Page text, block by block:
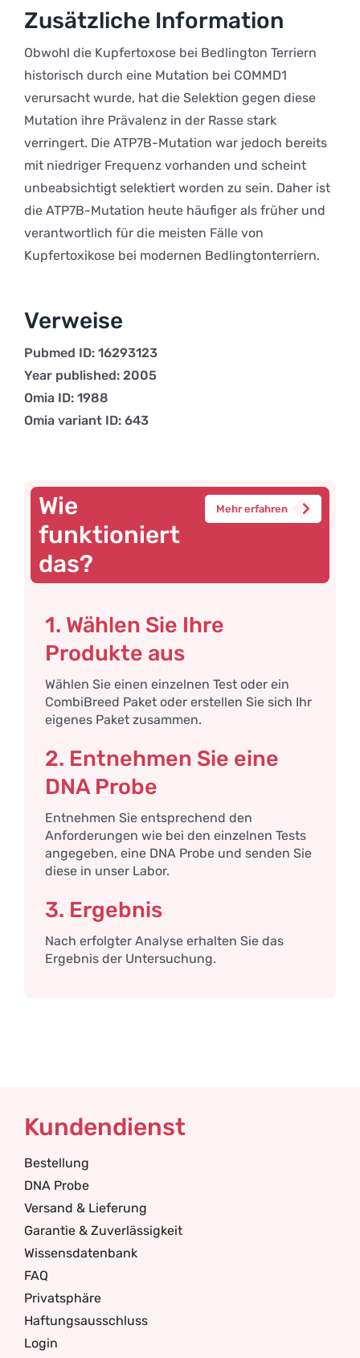
Zusätzliche Information
Obwohl die Kupfertoxose bei Bedlington Terriern
historisch durch eine Mutation bei COMMD1
verursacht wurde, hat die Selektion gegen diese
Mutation ihre Prävalenz in der Rasse stark
verringert. Die ATP7B-Mutation war jedoch bereits
mit niedriger Frequenz vorhanden und scheint
unbeabsichtigt selektiert worden zu sein. Daher ist
die ATP7B-Mutation heute häufiger als früher und
verantwortlich für die meisten Fälle von
Kupfertoxikose bei modernen Bedlingtonterriern.
Verweise
Pubmed ID: 16293123
Year published: 2005
Omia ID: 1988
Omia variant ID: 643
Wie
funktioniert
das?
Mehr erfahren
1. Wählen Sie Ihre
Produkte aus
Wählen Sie einen einzelnen Test oder ein
CombiBreed Paket oder erstellen Sie sich Ihr
eigenes Paket zusammen.
2. Entnehmen Sie eine
DNA Probe
Entnehmen Sie entsprechend den
Anforderungen wie bei den einzelnen Tests
angegeben, eine DNA Probe und senden Sie
diese in unser Labor.
3. Ergebnis
Nach erfolgter Analyse erhalten Sie das
Ergebnis der Untersuchung.
Kundendienst
Bestellung
DNA Probe
Versand & Lieferung
Garantie & Zuverlässigkeit
Wissensdatenbank
FAQ
Privatsphäre
Haftungsausschluss
Login